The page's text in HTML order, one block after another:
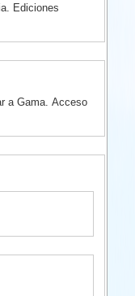
Ediciones
a Gama. Acceso